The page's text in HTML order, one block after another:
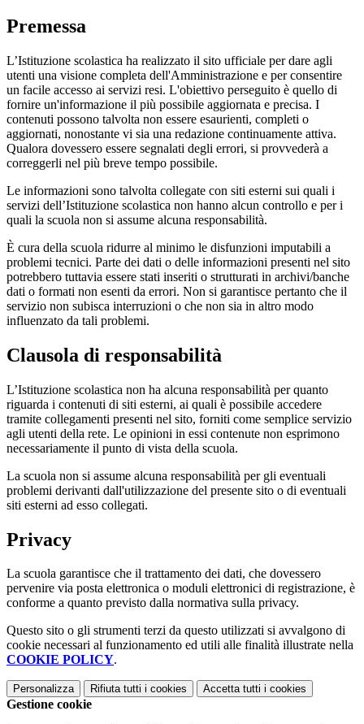
Premessa
L’Istituzione scolastica ha realizzato il sito ufficiale per dare agli
utenti una visione completa dell'Amministrazione e per consentire
un facile accesso ai servizi resi. L'obiettivo perseguito è quello di
fornire un'informazione il più possibile aggiornata e precisa. I
contenuti possono talvolta non essere esaurienti, completi o
aggiornati, nonostante vi sia una redazione continuamente attiva.
Qualora dovessero essere segnalati degli errori, si provvederà a
correggerli nel più breve tempo possibile.
Le informazioni sono talvolta collegate con siti esterni sui quali i
servizi dell’Istituzione scolastica non hanno alcun controllo e per i
quali la scuola non si assume alcuna responsabilità.
È cura della scuola ridurre al minimo le disfunzioni imputabili a
problemi tecnici. Parte dei dati o delle informazioni presenti nel sito
potrebbero tuttavia essere stati inseriti o strutturati in archivi/banche
dati o formati non esenti da errori. Non si garantisce pertanto che il
servizio non subisca interruzioni o che non sia in altro modo
influenzato da tali problemi.
Clausola di responsabilità
L’Istituzione scolastica non ha alcuna responsabilità per quanto
riguarda i contenuti di siti esterni, ai quali è possibile accedere
tramite collegamenti presenti nel sito, forniti come semplice servizio
agli utenti della rete. Le opinioni in essi contenute non esprimono
necessariamente il punto di vista della scuola.
La scuola non si assume alcuna responsabilità per gli eventuali
problemi derivanti dall'utilizzazione del presente sito o di eventuali
siti esterni ad esso collegati.
Privacy
La scuola garantisce che il trattamento dei dati, che dovessero
pervenire via posta elettronica o moduli elettronici di registrazione, è
conforme a quanto previsto dalla normativa sulla privacy.
Questo sito o gli strumenti terzi da questo utilizzati si avvalgono di
cookie necessari al funzionamento ed utili alle finalità illustrate nella
COOKIE POLICY.
Personalizza Rifiuta tutti i cookies Accetta tutti i cookies
Gestione cookie